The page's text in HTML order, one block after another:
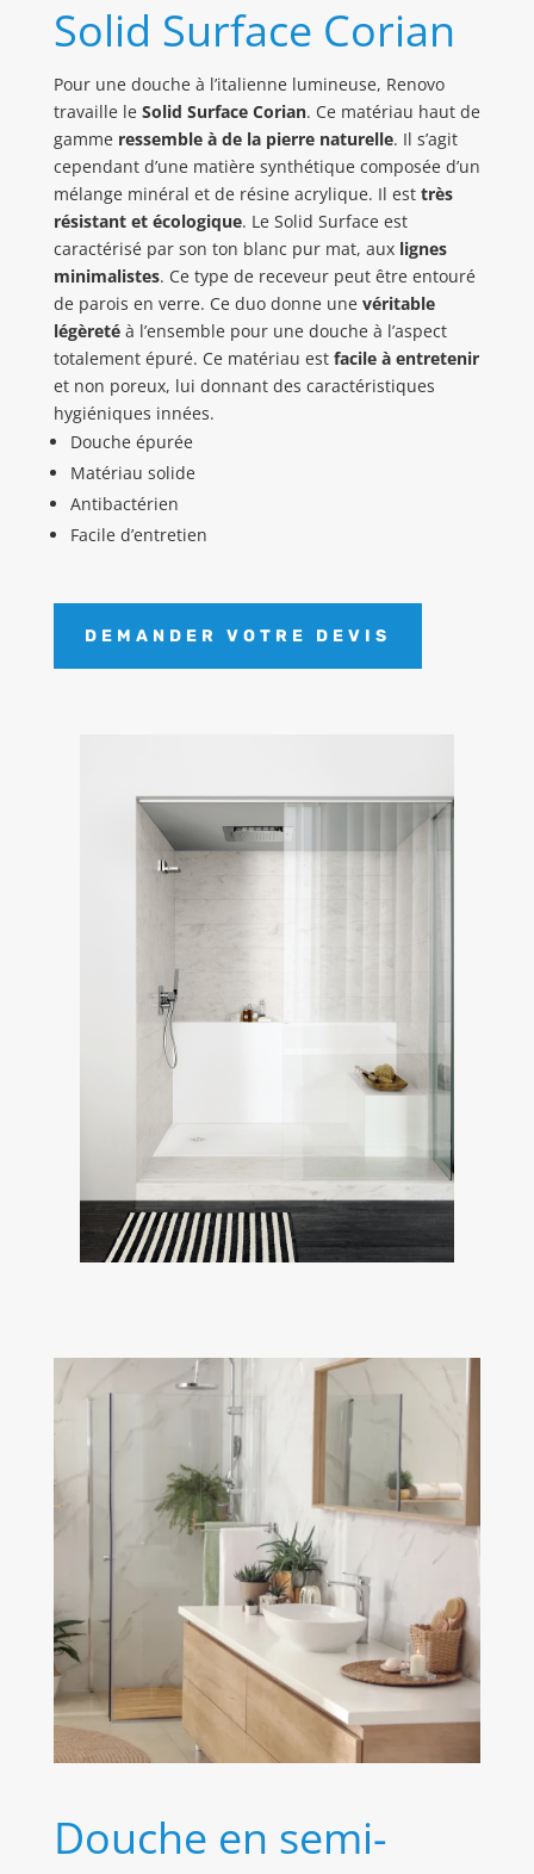
Solid Surface Corian
Pour une douche à l’italienne lumineuse, Renovo
travaille le Solid Surface Corian. Ce matériau haut de
gamme ressemble à de la pierre naturelle. Il s’agit
cependant d’une matière synthétique composée d’un
mélange minéral et de résine acrylique. Il est très
résistant et écologique. Le Solid Surface est
caractérisé par son ton blanc pur mat, aux lignes
minimalistes. Ce type de receveur peut être entouré
de parois en verre. Ce duo donne une véritable
légèretéà l’ensemble pour une douche à l’aspect
totalement épuré. Ce matériau est facile à entretenir
et non poreux, lui donnant des caractéristiques
hygiéniques innées.
Douche épurée
Matériau solide
Antibactérien
Facile d’entretien
DEMANDER VOTRE DEVIS
Douche en semi-